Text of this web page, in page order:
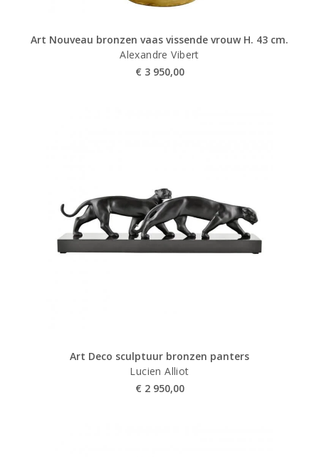
Art Nouveau bronzen vaas vissende vrouw H. 43 cm.
Alexandre Vibert
€ 3 950,00
Art Deco sculptuur bronzen panters
Lucien Alliot
€ 2 950,00